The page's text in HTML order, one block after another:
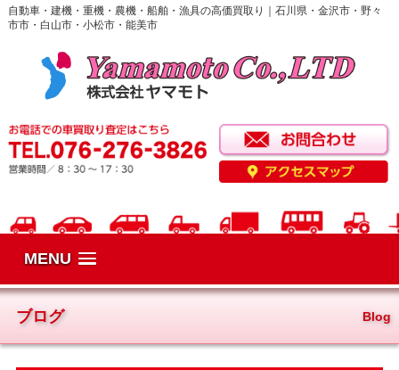
自動車・建機・重機・農機・船舶・漁具の高価買取り｜石川県・金沢市・野々
市市・白山市・小松市・能美市
MENU
ブログ Blog